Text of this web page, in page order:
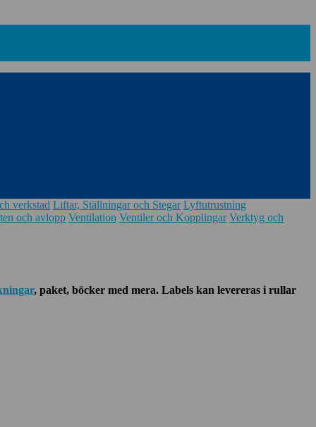
verkstad Liftar, Ställningar och Stegar Lyftutrustning
och avlopp Ventilation Ventiler och Kopplingar Verktyg och
, paket, böcker med mera. Labels kan levereras i rullar